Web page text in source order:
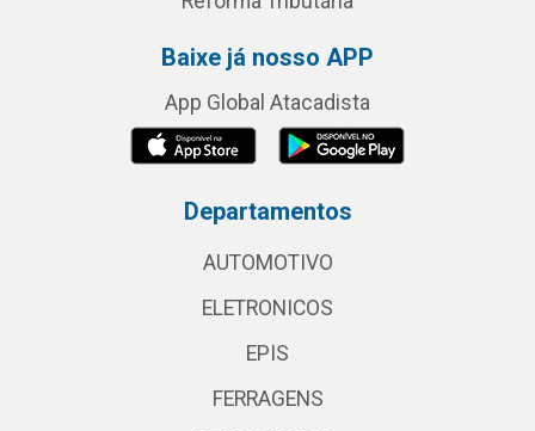
Baixe já nosso APP
App Global Atacadista
Departamentos
AUTOMOTIVO
ELETRONICOS
EPIS
FERRAGENS